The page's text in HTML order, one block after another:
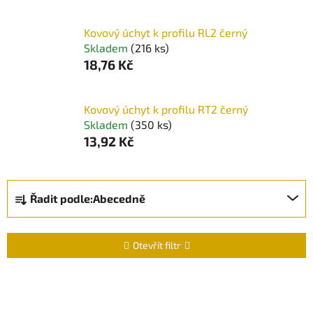
Kovový úchyt k profilu RL2 černý
Skladem (216 ks)
18,76 Kč
Kovový úchyt k profilu RT2 černý
Skladem (350 ks)
13,92 Kč
Ř
a
z
n
Řadit podle:Abecedně
Otevřít filtr